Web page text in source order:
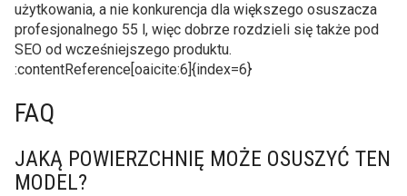
użytkowania, a nie konkurencja dla większego osuszacza
profesjonalnego 55 l, więc dobrze rozdzieli się także pod
SEO od wcześniejszego produktu.
:contentReference[oaicite:6]{index=6}
FAQ
JAKĄ POWIERZCHNIĘ MOŻE OSUSZYĆ TEN
MODEL?